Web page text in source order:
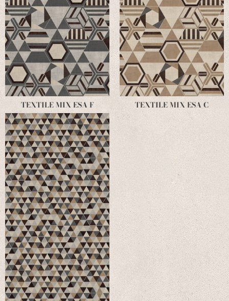
TEXTILE MIX ESA F TEXTILE MIX ESA C